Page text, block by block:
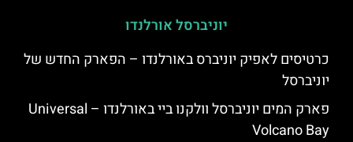
יוניברסל אורלנדו
כרטיסים לאפיק יוניברס באורלנדו – הפארק החדש של
יוניברסל
פארק המים יוניברסל וולקנו ביי באורלנדו – Universal
Volcano Bay